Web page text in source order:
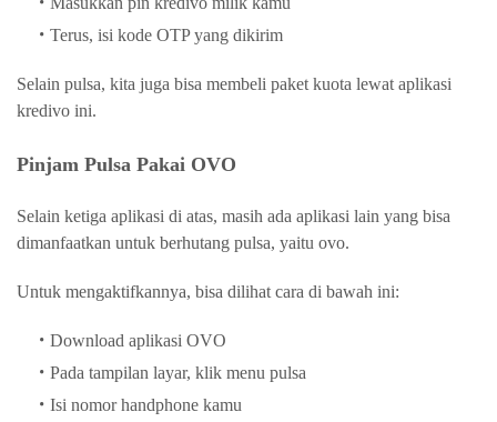
Terus, isi kode OTP yang dikirim
Selain pulsa, kita juga bisa membeli paket kuota lewat aplikasi
kredivo ini.
Pinjam Pulsa Pakai OVO
Selain ketiga aplikasi di atas, masih ada aplikasi lain yang bisa
dimanfaatkan untuk berhutang pulsa, yaitu ovo.
Untuk mengaktifkannya, bisa dilihat cara di bawah ini:
Download aplikasi OVO
Pada tampilan layar, klik menu pulsa
Isi nomor handphone kamu